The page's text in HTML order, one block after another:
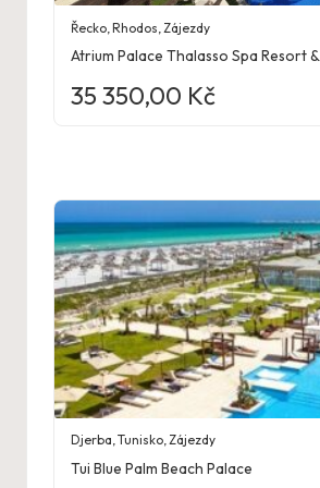
Řecko ,Rhodos Zájezdy
Atrium Palace Thalasso Spa Resort
35 350,00 Kč
Djerba,Tunisko,Zájezdy
Tui Blue Palm Beach Palace